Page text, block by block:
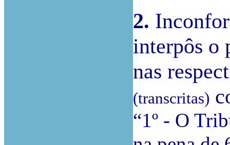
2.
interpôs o
nas
(transcritas)
“1º - O